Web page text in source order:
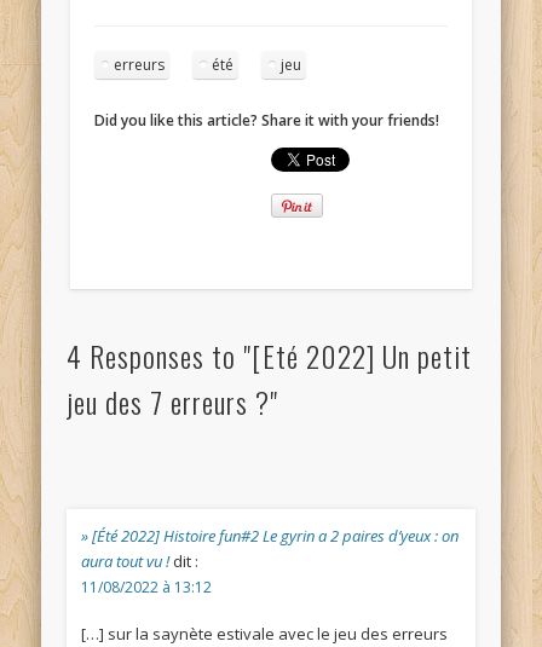
erreurs été jeu
Did you like this article? Share it with your friends!
4 Responses to "[Eté 2022] Un petit
jeu des 7 erreurs ?"
» [Été 2022] Histoire fun#2 Le gyrin a 2 paires d’yeux : on
aura tout vu ! dit :
11/08/2022 à 13:12
[…] sur la saynète estivale avec le jeu des erreurs